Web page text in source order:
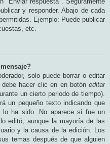
y responder. Abajo de cada
Ejemplo: Puede publicar
etc.
solo puede borrar o editar
hacer clic en en botón editar
un cierto periodo de tiempo).
un pequeño texto indicando que
ha sido. No aparece si fue un
editó, aunque la mayoría de las
y la causa de la edición. Los
temas después de que alguien